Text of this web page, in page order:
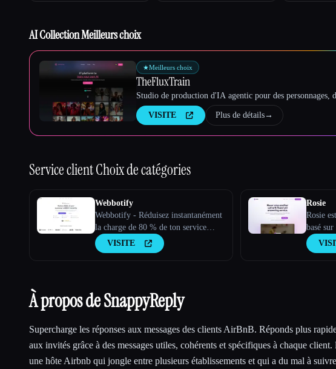
AI Collection Meilleurs choix
★Meilleurs choix
TheFluxTrain
Studio de production d'IA agentic pour des personnages,
VISITE Plus de détails→
Service clientChoix de catégories
Webbotify
Webbotify - Réduisez instantanément
la charge de 80 % de ton service
client.VISITE
Rosie
Rosie
basé
À propos de SnappyReply
Supercharge les réponses aux messages des clients AirBnB. Réponds plus
aux invités grâce à des messages utiles, cohérents et spécifiques à chaque client.
une hôte Airbnb qui jongle entre plusieurs établissements et qui a du mal à